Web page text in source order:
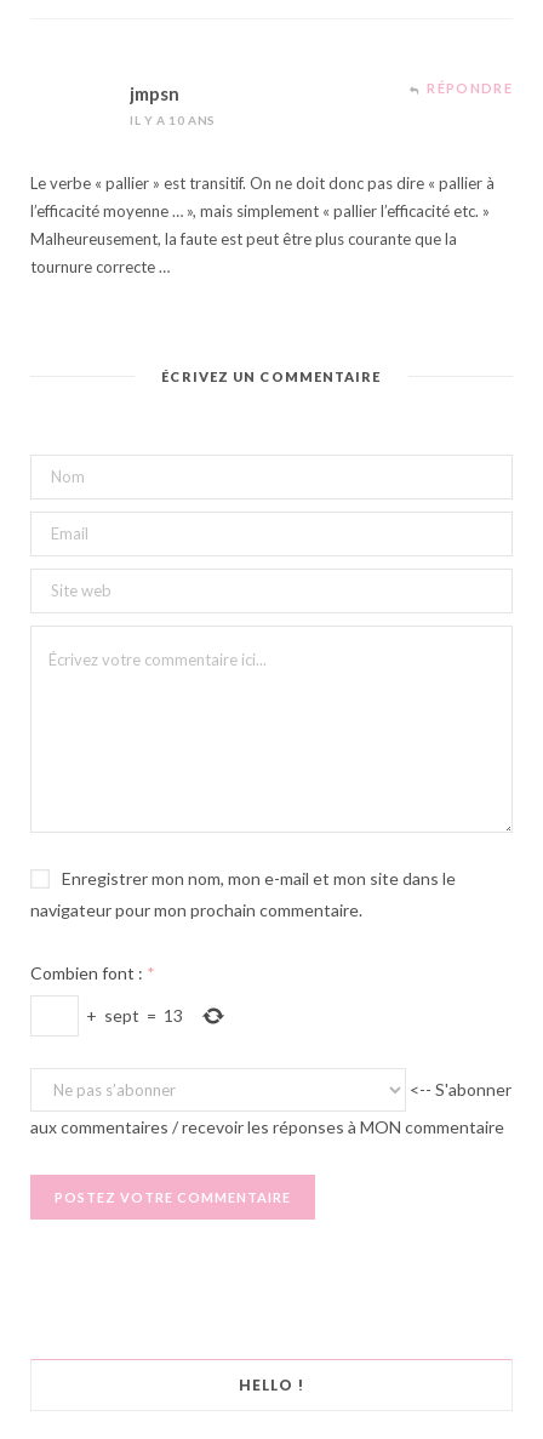
jmpsn
IL Y A 10 ANS
RÉPONDRE
Le verbe « pallier » est transitif. On ne doit donc pas dire « pallier à
l’efficacité moyenne … », mais simplement « pallier l’efficacité etc. »
Malheureusement, la faute est peut être plus courante que la
tournure correcte …
ÉCRIVEZ UN COMMENTAIRE
Enregistrer mon nom, mon e-mail et mon site dans le
navigateur pour mon prochain commentaire.
Combien font : *
+ sept = 13
<-- S'abonner
aux commentaires / recevoir les réponses à MON commentaire
HELLO !